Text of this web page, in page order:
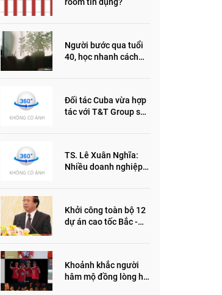
Người bước qua tuổi
40, học nhanh cách
Đối tác Cuba vừa hợp
tác với T&T Group sản
TS. Lê Xuân Nghĩa:
Nhiều doanh nghiệp
Khởi công toàn bộ 12
dự án cao tốc Bắc -
Khoảnh khắc người
hâm mộ đồng lòng hô